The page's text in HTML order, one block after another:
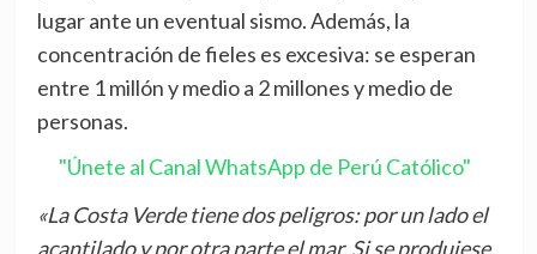
lugar ante un eventual sismo. Además, la
concentración de fieles es excesiva: se esperan
entre 1 millón y medio a 2 millones y medio de
personas.
"Únete al Canal WhatsApp de Perú Católico"
«La Costa Verde tiene dos peligros: por un lado el
acantilado y por otra parte el mar. Si se produjese